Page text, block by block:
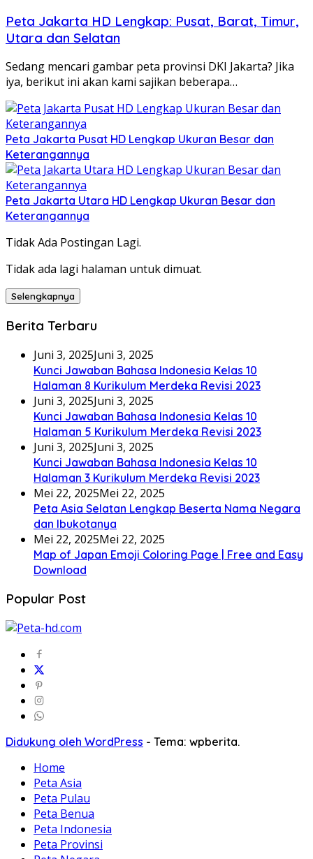
Peta Jakarta HD Lengkap: Pusat, Barat, Timur,
Utara dan Selatan
Sedang mencari gambar peta provinsi DKI Jakarta? Jika
iya, berikut ini akan kami sajikan beberapa…
Peta Jakarta Pusat HD Lengkap Ukuran Besar dan
Keterangannya
Peta Jakarta Utara HD Lengkap Ukuran Besar dan
Keterangannya
Tidak Ada Postingan Lagi.
Tidak ada lagi halaman untuk dimuat.
Selengkapnya
Berita Terbaru
Juni 3, 2025Juni 3, 2025
Kunci Jawaban Bahasa Indonesia Kelas 10
Halaman 8 Kurikulum Merdeka Revisi 2023
Juni 3, 2025Juni 3, 2025
Kunci Jawaban Bahasa Indonesia Kelas 10
Halaman 5 Kurikulum Merdeka Revisi 2023
Juni 3, 2025Juni 3, 2025
Kunci Jawaban Bahasa Indonesia Kelas 10
Halaman 3 Kurikulum Merdeka Revisi 2023
Mei 22, 2025Mei 22, 2025
Peta Asia Selatan Lengkap Beserta Nama Negara
dan Ibukotanya
Mei 22, 2025Mei 22, 2025
Map of Japan Emoji Coloring Page | Free and Easy
Download
Popular Post
Didukung oleh WordPress - Tema: wpberita.
Home
Peta Asia
Peta Pulau
Peta Benua
Peta Indonesia
Peta Provinsi